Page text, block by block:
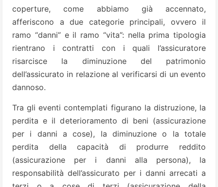
coperture, come abbiamo già accennato,
afferiscono a due categorie principali, ovvero il
ramo “danni” e il ramo “vita”: nella prima tipologia
rientrano i contratti con i quali l’assicuratore
risarcisce la diminuzione del patrimonio
dell’assicurato in relazione al verificarsi di un evento
dannoso.
Tra gli eventi contemplati figurano la distruzione, la
perdita e il deterioramento di beni (assicurazione
per i danni a cose), la diminuzione o la totale
perdita della capacità di produrre reddito
(assicurazione per i danni alla persona), la
responsabilità dell’assicurato per i danni arrecati a